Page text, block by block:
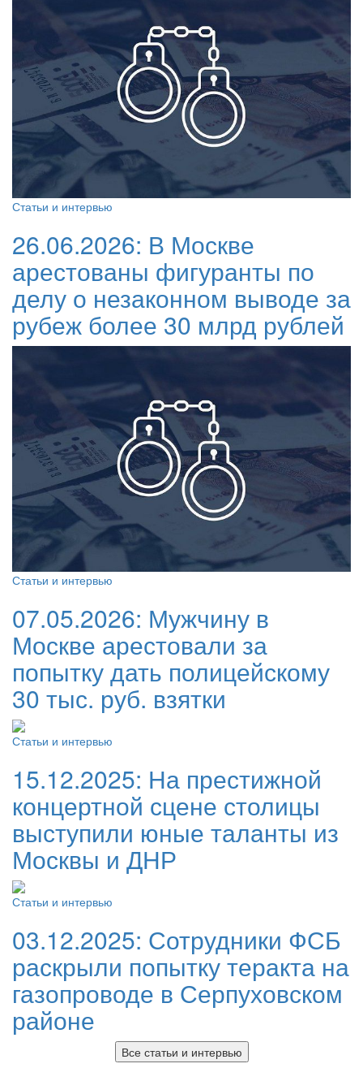
Статьи и интервью
26.06.2026: В Москве
арестованы фигуранты по
делу о незаконном выводе за
рубеж более 30 млрд рублей
Статьи и интервью
07.05.2026: Мужчину в
Москве арестовали за
попытку дать полицейскому
30 тыс. руб. взятки
Статьи и интервью
15.12.2025: На престижной
концертной сцене столицы
выступили юные таланты из
Москвы и ДНР
Статьи и интервью
03.12.2025: Сотрудники ФСБ
раскрыли попытку теракта на
газопроводе в Серпуховском
районе
Все статьи и интервью